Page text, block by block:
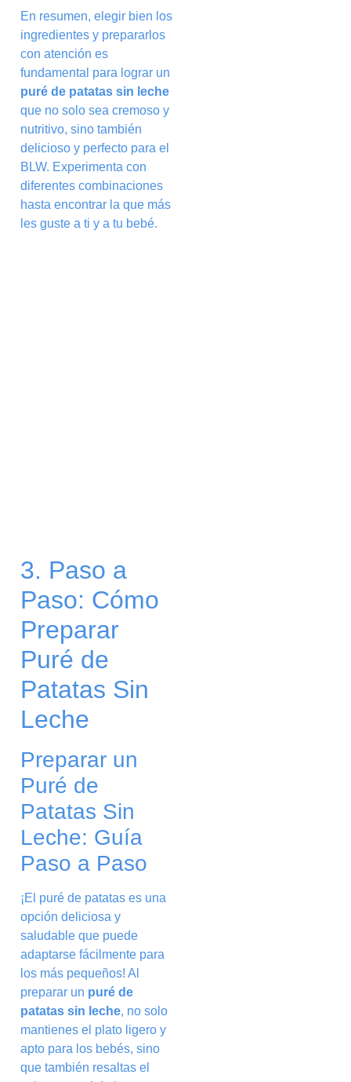
En resumen, elegir bien los
ingredientes y prepararlos
con atención es
fundamental para lograr un
puré de patatas sin leche
que no solo sea cremoso y
nutritivo, sino también
delicioso y perfecto para el
BLW. Experimenta con
diferentes combinaciones
hasta encontrar la que más
les guste a ti y a tu bebé.
3. Paso a
Paso: Cómo
Preparar
Puré de
Patatas Sin
Leche
Preparar un
Puré de
Patatas Sin
Leche: Guía
Paso a Paso
¡El puré de patatas es una
opción deliciosa y
saludable que puede
adaptarse fácilmente para
los más pequeños! Al
preparar un puré de
patatas sin leche, no solo
mantienes el plato ligero y
apto para los bebés, sino
que también resaltas el